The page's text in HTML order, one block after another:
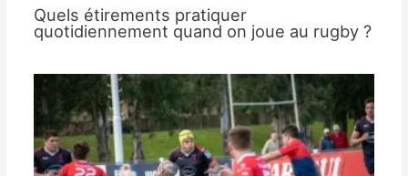
Quels étirements pratiquer
quotidiennement quand on joue au rugby ?